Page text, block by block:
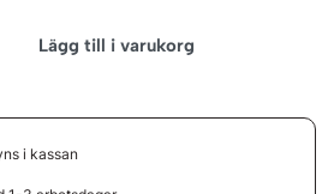
Lägg till i varukorg
i kassan